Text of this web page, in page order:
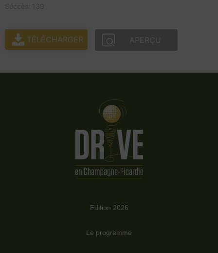
TÉLÉCHARGER APERÇU
Edition 2026
Le programme